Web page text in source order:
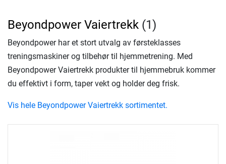
Beyondpower Vaiertrekk (1)
Beyondpower har et stort utvalg av førsteklasses
treningsmaskiner og tilbehør til hjemmetrening. Med
Beyondpower Vaiertrekk produkter til hjemmebruk kommer
du effektivt i form, taper vekt og holder deg frisk.
Vis hele Beyondpower Vaiertrekk sortimentet.